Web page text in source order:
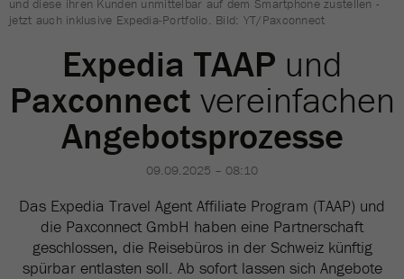
und diese ihren Kunden unmittelbar auf dem Smartphone zustellen -
jetzt auch inklusive Expedia-Portfolio. Bild: YT/Paxconnect
Expedia TAAP und
Paxconnect vereinfachen
Angebotsprozesse
09.09.2025 – 08:10
Das Expedia Travel Agent Affiliate Program (TAAP) und
die Paxconnect GmbH haben eine Partnerschaft
geschlossen, die Reisebüros in der Schweiz künftig
spürbar entlasten soll. Ab sofort lassen sich Angebote